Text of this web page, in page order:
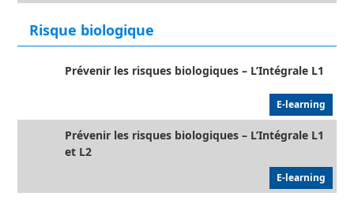
Risque biologique
Prévenir les risques biologiques – L’Intégrale L1
E-learning
Prévenir les risques biologiques – L’Intégrale L1
et L2
E-learning